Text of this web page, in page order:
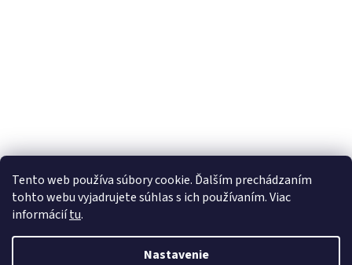
Tento web používa súbory cookie. Ďalším prechádzaním
tohto webu vyjadrujete súhlas s ich používaním. Viac
informáciítu.
Nastavenie
Vytvoril Shoptet